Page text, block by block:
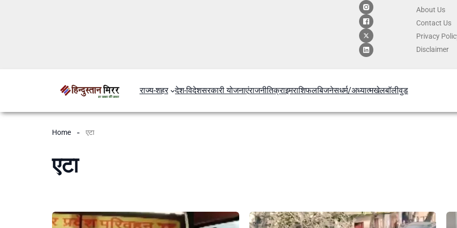
About Us
Contact Us
Privacy
Disclaimer
राज्य-शहर देश-विदेशसरकारी योजनाएंराजनीतिक्राइमराशिफलबिजनेसधर्म/अध्यात्मखेलबॉलीवुड
Home एटा
एटा